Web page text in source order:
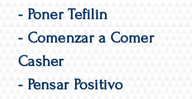
- Poner Tefilin
- Comenzar a Comer
Casher
- Pensar Positivo